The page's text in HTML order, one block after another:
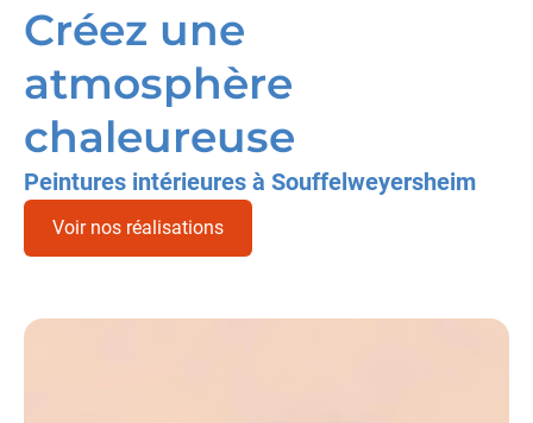
Peintures intérieures à Souffelweyersheim
Créez une
atmosphère
chaleureuse
Voir nos réalisations